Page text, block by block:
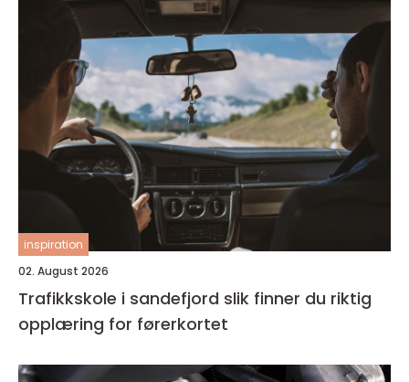
inspiration
02. August 2026
Trafikkskole i sandefjord slik finner du riktig
opplæring for førerkortet